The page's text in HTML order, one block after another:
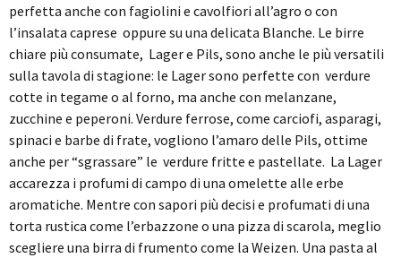
perfetta anche con fagiolini e cavolfiori all’agro o con
l’insalata caprese oppure su una delicata Blanche. Le birre
chiare più consumate, Lager e Pils, sono anche le più versatili
sulla tavola di stagione: le Lager sono perfette con verdure
cotte in tegame o al forno, ma anche con melanzane,
zucchine e peperoni. Verdure ferrose, come carciofi, asparagi,
spinaci e barbe di frate, vogliono l’amaro delle Pils, ottime
anche per “sgrassare” le verdure fritte e pastellate. La Lager
accarezza i profumi di campo di una omelette alle erbe
aromatiche. Mentre con sapori più decisi e profumati di una
torta rustica come l’erbazzone o una pizza di scarola, meglio
scegliere una birra di frumento come la Weizen. Una pasta al